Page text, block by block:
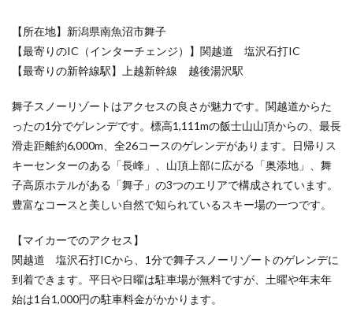
走可
関東屈
指の雪
ビティ
川場ス
キー場
――沼
ら近
絶好の
パウダ
ー！
最長
3,300m
【所在地】新潟県南魚沼市舞子
【最寄りのIC（インターチェンジ）】関越道 塩沢石打IC
【最寄りの新幹線駅】上越新幹線 越後湯沢駅
舞子スノーリゾートはアクセスの良さが魅力です。関越道からた
ったの1分でゲレンデです。標高1,111mの飯士山山頂からの、最長
滑走距離約6,000m、全26コースのゲレンデがあります。日帰りス
キーセンターのある「長峰」、山頂上部に広がる「奥添地」、舞
子高原ホテルがある「舞子」の3つのエリアで構成されています。
豊富なコースと美しい自然で知られているスキー場の一つです。
【マイカーでのアクセス】
関越道 塩沢石打ICから、1分で舞子スノーリゾートのゲレンデに
到着できます。平日や日曜は駐車場が無料ですが、土曜や年末年
始は1台1,000円の駐車料金がかかります。